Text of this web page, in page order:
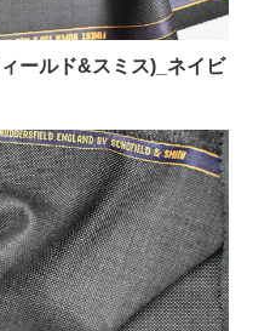
ールド&スミス)_ネイビ